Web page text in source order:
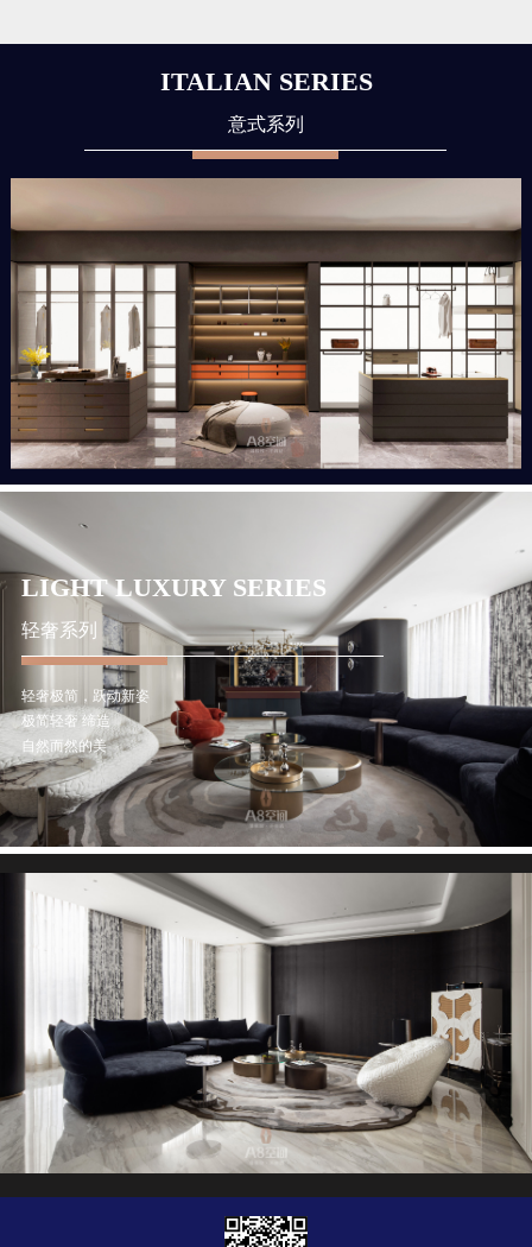
ITALIAN SERIES
意式系列
LIGHT LUXURY SERIES
轻奢系列
轻奢极简，跃动新姿
极简轻奢 缔造
自然而然的美